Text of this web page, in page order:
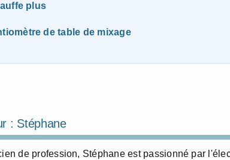
plus
de table de mixage
: Stéphane
de profession, Stéphane est passionné par